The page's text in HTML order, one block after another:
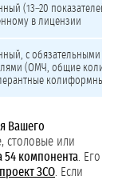
(13–20
в лицензии
с обязательными
(ОМЧ, общие
колиформные
Вашего
столовые или
компонента . Его
проект ЗСО . Если